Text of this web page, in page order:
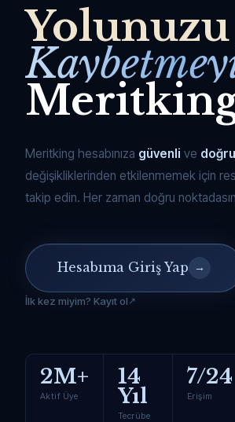
Yolunuzu
Meritking hesabınıza güvenli ve
değişikliklerinden etkilenmemek için
takip edin. Her zaman doğru
Hesabıma Giriş Yap →
İlk kez miyim? Kayıt ol
2M+
Aktif Üye
14
Yıl
Tecrübe
7/24
Erişim